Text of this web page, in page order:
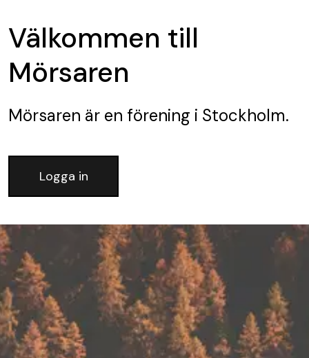
Välkommen till
Mörsaren
Mörsaren är en förening i Stockholm.
Logga in